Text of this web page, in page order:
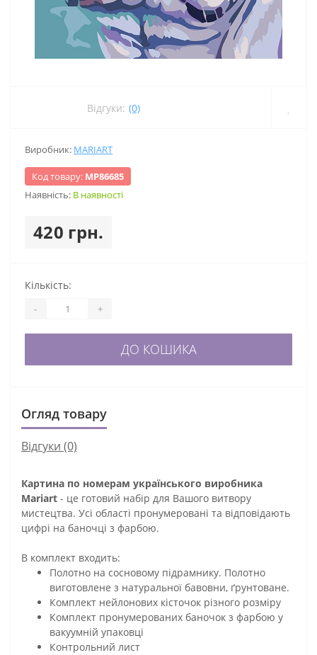
Відгуки: (0)
Виробник: MARIART
Код товару: МР86685
Наявність: В наявності
420 грн.
Кількість:
- +
ДО КОШИКА
Огляд товару
Відгуки (0)
Картина по номерам українського виробника
Mariart - це готовий набір для Вашого витвору
мистецтва. Усі області пронумеровані та відповідають
цифрі на баночці з фарбою.
В комплект входить:
Полотно на сосновому підрамнику. Полотно
виготовлене з натуральної бавовни, ґрунтоване.
Комплект нейлонових кісточок різного розміру
Комплект пронумерованих баночок з фарбою у
вакуумній упаковці
Контрольний лист